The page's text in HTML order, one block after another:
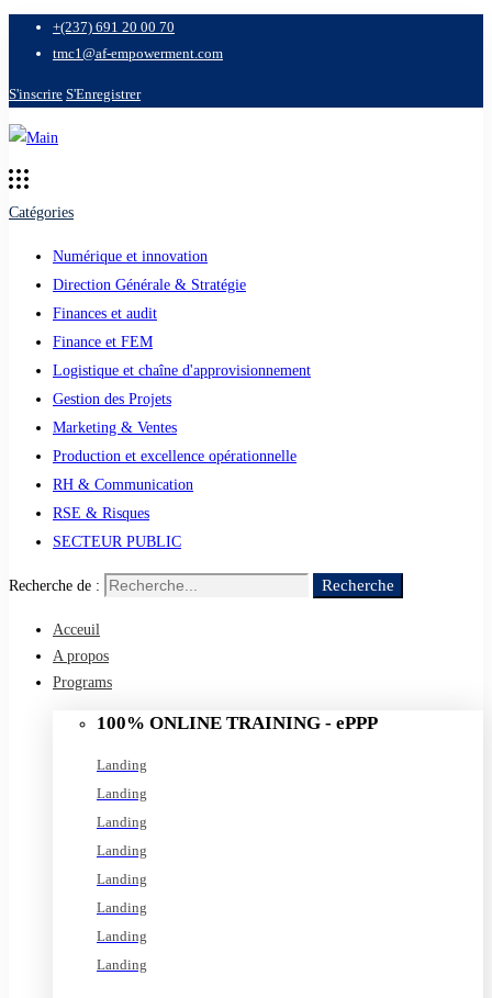
+(237) 691 20 00 70
tmc1@af-empowerment.com
S'inscrire S'Enregistrer
Catégories
Numérique et innovation
Direction Générale & Stratégie
Finances et audit
Finance et FEM
Logistique et chaîne d'approvisionnement
Gestion des Projets
Marketing & Ventes
Production et excellence opérationnelle
RH & Communication
RSE & Risques
SECTEUR PUBLIC
Recherche de : Recherche
Acceuil
A propos
Programs
100% ONLINE TRAINING - ePPP
Landing
Landing
Landing
Landing
Landing
Landing
Landing
Landing